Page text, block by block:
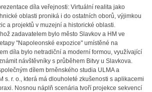
díla veřejnosti: Virtuální realita jako
oblasti proniká i do ostatních oborů, výjimkou
a projektů v muzejní a historické oblasti.
zadavatelem bylo město Slavkov a HM ve
"Napoleonské expozice" umístěné na
díla bylo netradiční a moderní formou, využívající
návštěvníky s průběhem Bitvy u Slavkova.
dílem brněnského studia ULMA a
s. r. o., která má dlouholeté zkušenosti s aplikacemi
Nosnou náplň scenária tvoří projekce sekvencí